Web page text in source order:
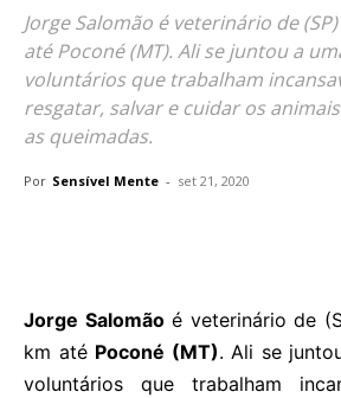
Jorge Salomão é veterinário de
até Poconé (MT). Ali se juntou a
voluntários que trabalham
resgatar, salvar e cuidar os
as queimadas.
Por Sensível Mente - set 21, 2020
Jorge Salomãoé veterinário de
km até Poconé (MT). Ali se
voluntários que trabalham